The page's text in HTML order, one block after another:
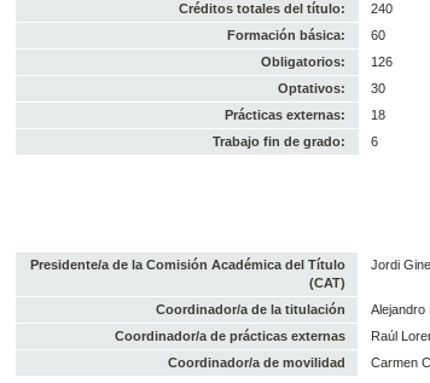
Créditos totales del título:
240
Formación básica:
60
Obligatorios:
126
Optativos:
30
Prácticas externas:
18
Trabajo fin de grado:
6
Presidente/a de la Comisión Académica del Título
(CAT)
Jordi
Coordinador/a de la titulación
Alejandro
Coordinador/a de prácticas externas
Raúl
Coordinador/a de movilidad
Carmen